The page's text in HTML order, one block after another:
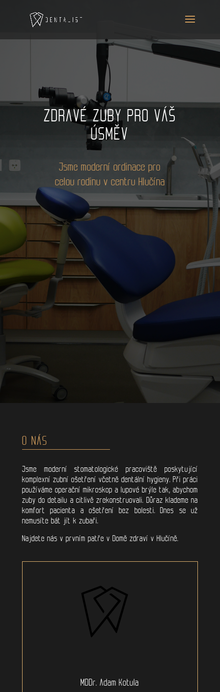
ZDRAVÉ ZUBY PRO VÁŠ
ÚSMĚV
Jsme moderní ordinace pro
celou rodinu v centru Hlučína
O NÁS
Jsme moderní stomatologické pracoviště poskytující
komplexní zubní ošetření včetně dentální hygieny. Při práci
používáme operační mikroskop a lupové brýle tak, abychom
zuby do detailu a citlivě zrekonstruovali. Důraz klademe na
komfort pacienta a ošetření bez bolesti. Dnes se už
nemusíte bát jít k zubaři.
Najdete nás v prvním patře v Domě zdraví v Hlučíně.
MDDr. Adam Kotula